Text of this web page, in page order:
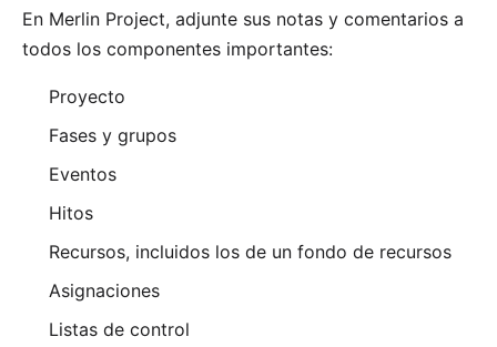
En Merlin Project, adjunte sus notas y comentarios a
todos los componentes importantes:
Proyecto
Fases y grupos
Eventos
Hitos
Recursos, incluidos los de un fondo de recursos
Asignaciones
Listas de control